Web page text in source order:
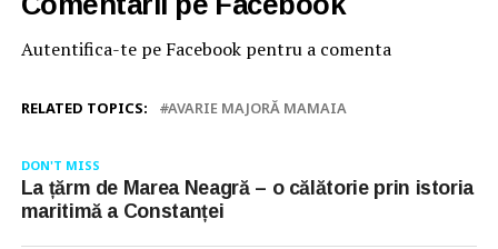
Autentifica-te pe Facebook pentru a comenta
RELATED TOPICS: AVARIE MAJORĂ MAMAIA
DON'T MISS
La țărm de Marea Neagră – o călătorie prin istoria
maritimă a Constanței